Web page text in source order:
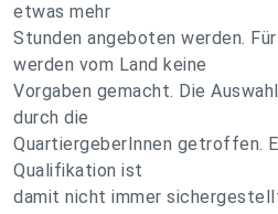
etwas mehr
Stunden angeboten werden.
werden vom Land keine
Vorgaben gemacht. Die
durch die
QuartiergeberInnen getroffen.
Qualifikation ist
damit nicht immer